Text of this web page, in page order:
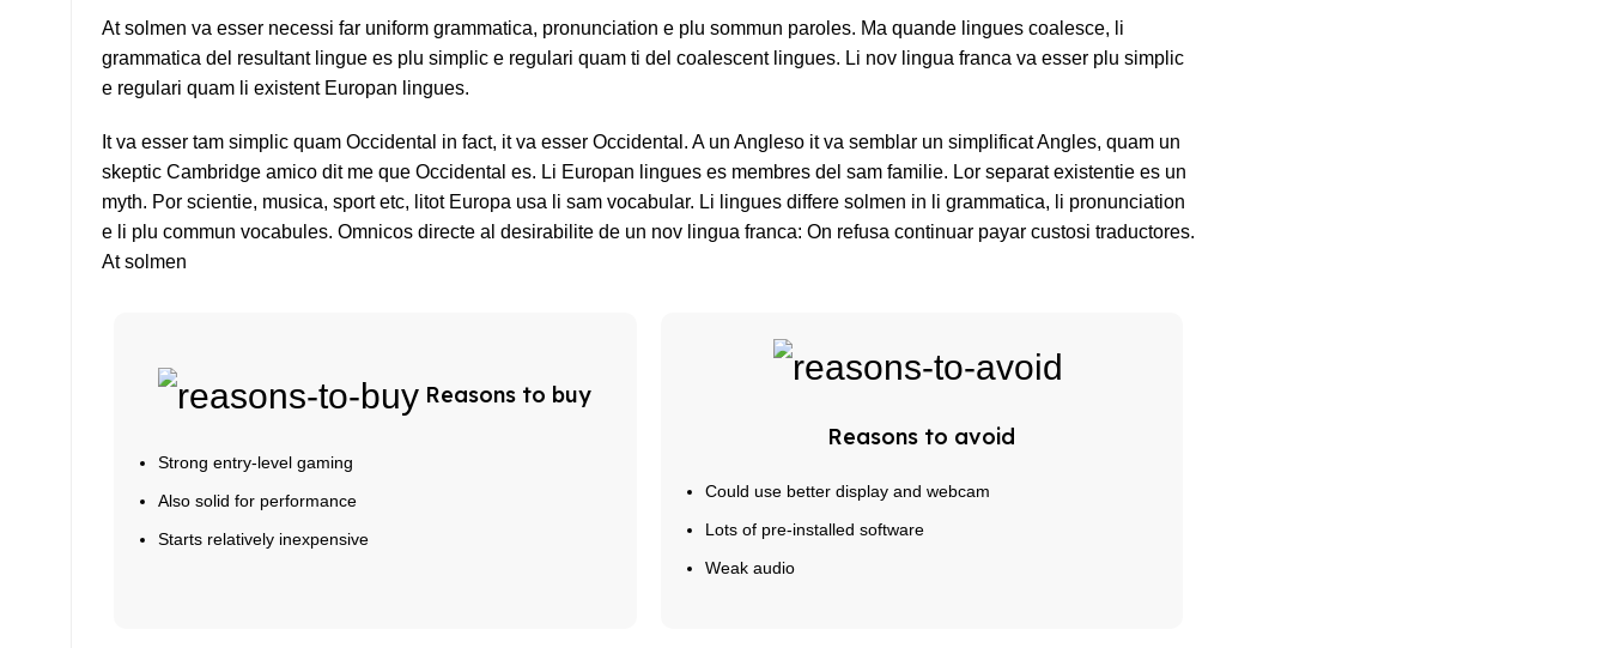
At solmen va esser necessi far uniform grammatica, pronunciation e plu sommun paroles. Ma quande lingues coalesce, li
grammatica del resultant lingue es plu simplic e regulari quam ti del coalescent lingues. Li nov lingua franca va esser plu simplic
e regulari quam li existent Europan lingues.
It va esser tam simplic quam Occidental in fact, it va esser Occidental. A un Angleso it va semblar un simplificat Angles, quam un
skeptic Cambridge amico dit me que Occidental es. Li Europan lingues es membres del sam familie. Lor separat existentie es un
myth. Por scientie, musica, sport etc, litot Europa usa li sam vocabular. Li lingues differe solmen in li grammatica, li pronunciation
e li plu commun vocabules. Omnicos directe al desirabilite de un nov lingua franca: On refusa continuar payar custosi traductores.
At solmen
Reasons to buy
Strong entry-level gaming
Also solid for performance
Starts relatively inexpensive
Reasons to avoid
Could use better display and webcam
Lots of pre-installed software
Weak audio